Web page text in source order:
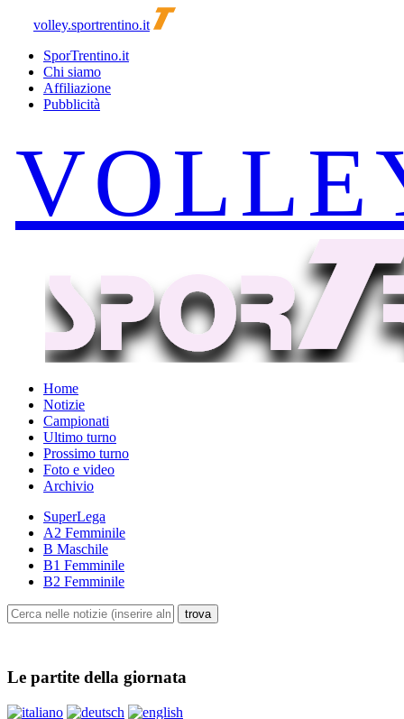
volley.sportrentino.it
SporTrentino.it
Chi siamo
Affiliazione
Pubblicità
Home
Notizie
Campionati
Ultimo turno
Prossimo turno
Foto e video
Archivio
SuperLega
A2 Femminile
B Maschile
B1 Femminile
B2 Femminile
Le partite della giornata